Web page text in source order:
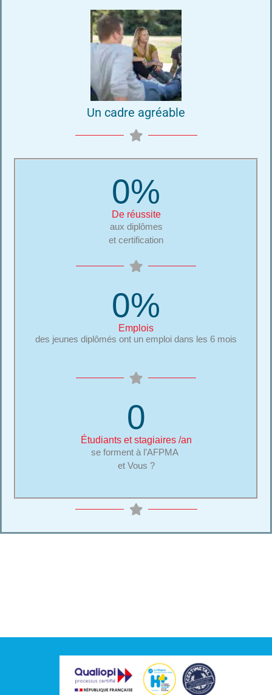
Un cadre agréable
De réussite
0%
aux diplômes
et certification
Emplois
0%
des jeunes diplômés ont un emploi dans les 6 mois
Étudiants et stagiaires /an
0
se forment à l’AFPMA
et Vous ?